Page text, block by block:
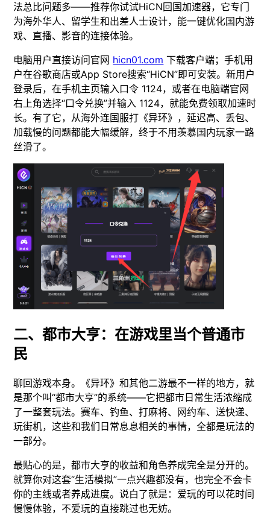
法总比问题多——推荐你试试HiCN回国加速器，它专门
为海外华人、留学生和出差人士设计，能一键优化国内游
戏、直播、影音的连接体验。
电脑用户直接访问官网 hicn01.com 下载客户端；手机用
户在谷歌商店或App Store搜索“HiCN”即可安装。新用户
登录后，在手机主页输入口令 1124，或者在电脑端官网
右上角选择“口令兑换”并输入 1124，就能免费领取加速时
长。有了它，从海外连国服打《异环》，延迟高、丢包、
加载慢的问题都能大幅缓解，终于不用羡慕国内玩家一路
丝滑了。
二、都市大亨：在游戏里当个普通市
民
聊回游戏本身。《异环》和其他二游最不一样的地方，就
是那个叫“都市大亨”的系统——它把都市日常生活浓缩成
了一整套玩法。赛车、钓鱼、打麻将、网约车、送快递、
玩街机，这些和我们日常息息相关的事情，全都是玩法的
一部分。
最贴心的是，都市大亨的收益和角色养成完全是分开的。
就算你对这套“生活模拟”一点兴趣都没有，也完全不会卡
你的主线或者养成进度。说白了就是：爱玩的可以花时间
慢慢体验，不爱玩的直接跳过也无妨。